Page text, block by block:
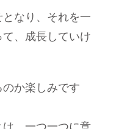
なり、それを一
、成長していけ
か楽しみです